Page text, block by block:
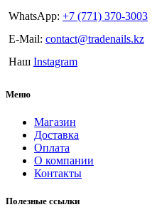
WhatsApp: +7 (771) 370-3003
E-Mail: contact@tradenails.kz
Наш Instagram
Меню
Магазин
Доставка
Оплата
О компании
Контакты
Полезные ссылки